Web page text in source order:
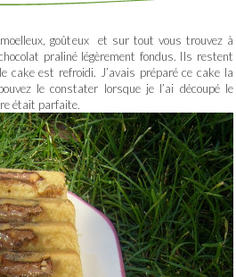
goûteux et sur tout vous trouvez à
praliné légèrement fondus. Ils restent
cake est refroidi. J’avais préparé ce cake la
le constater lorsque je l’ai découpé le
était parfaite.